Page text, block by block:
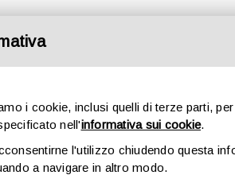
i cookie, inclusi quelli di terze parti,
nell'informativa sui cookie.
l'utilizzo chiudendo questa
a navigare in altro modo.